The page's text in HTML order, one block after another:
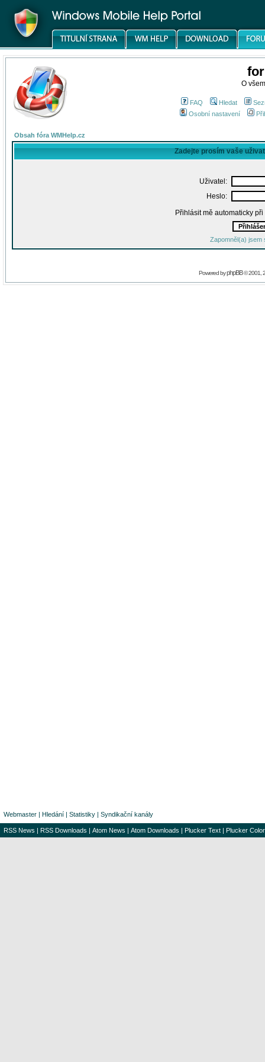
O
FAQ Hledat
Osobní nastavení
Obsah fóra WMHelp.cz
Zadejte prosím vaše
Uživatel:
Heslo:
Přihlásit mě automaticky
Zapomněl(a) jsem
Powered byphpBB© 2001,
Webmaster | Hledání | Statistiky | Syndikační kanály
RSS News | RSS Downloads | Atom News | Atom Downloads | Plucker Text | Plucker Color